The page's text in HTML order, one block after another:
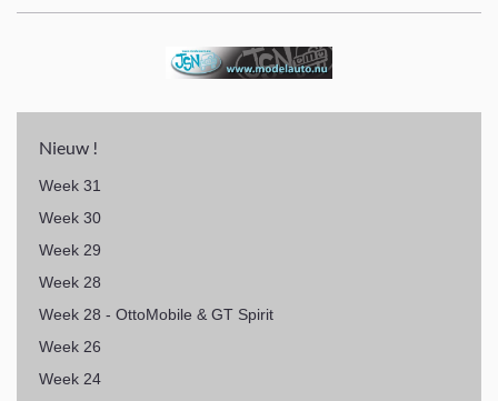
Nieuw !
Week 31
Week 30
Week 29
Week 28
Week 28 - OttoMobile & GT Spirit
Week 26
Week 24